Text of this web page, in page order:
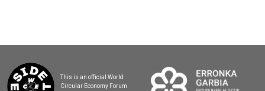
This is an official World
Circular Economy Forum